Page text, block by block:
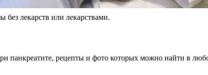
лекарств или лекарствами.
панкреатите, рецепты и фото которых можно найти в